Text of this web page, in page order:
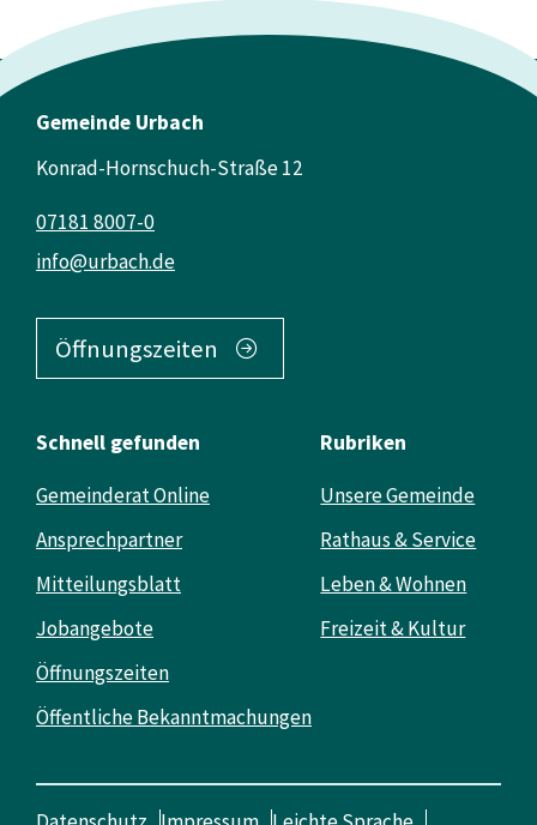
Gemeinde Urbach
Konrad-Hornschuch-Straße 12
info@urbach.de
07181 8007-0
Öffnungszeiten
Schnell gefunden
Gemeinderat Online
Ansprechpartner
Mitteilungsblatt
Jobangebote
Öffnungszeiten
Öffentliche Bekanntmachungen
Rubriken
Unsere Gemeinde
Rathaus & Service
Leben & Wohnen
Freizeit & Kultur